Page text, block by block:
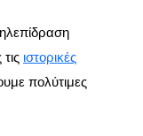
ιστορικές
πολύτιμες